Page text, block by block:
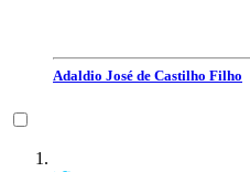
Adaldio José de Castilho Filho